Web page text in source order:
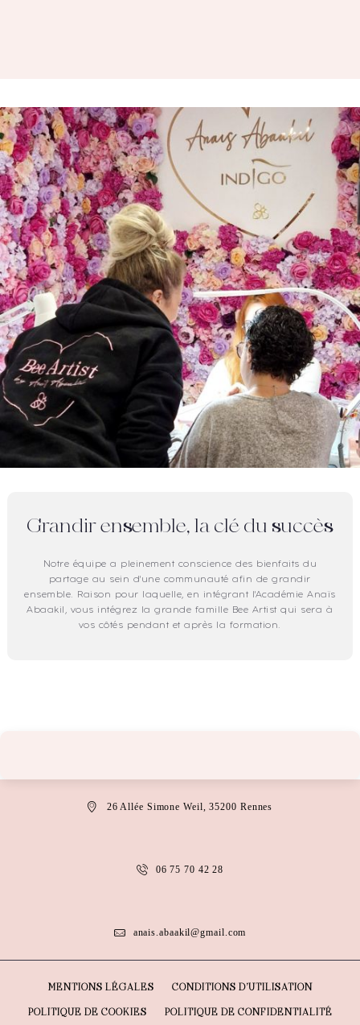
Grandir ensemble, la clé du succès
Notre équipe a pleinement conscience des bienfaits du
partage au sein d'une communauté afin de grandir
ensemble. Raison pour laquelle, en intégrant l'Académie Anaïs
Abaakil, vous intégrez la grande famille Bee Artist qui sera à
vos côtés pendant et après la formation.
26 Allée Simone Weil, 35200 Rennes
06 75 70 42 28
anais.abaakil@gmail.com
MENTIONS LÉGALES CONDITIONS D’UTILISATION
POLITIQUE DE COOKIES POLITIQUE DE CONFIDENTIALITÉ